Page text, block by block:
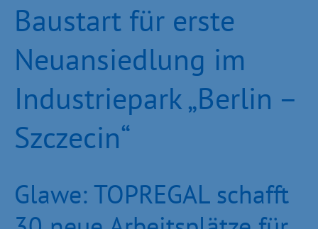
Baustart für erste
Neuansiedlung im
Industriepark „Berlin –
Szczecin“
Glawe: TOPREGAL schafft